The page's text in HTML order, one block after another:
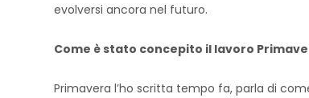
evolversi ancora nel futuro.
Come è stato concepito il lavoro
Primavera l’ho scritta tempo fa, parla di